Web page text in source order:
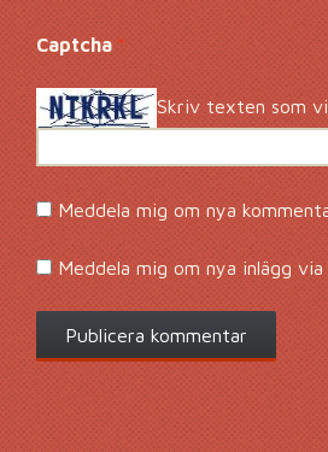
Captcha*
Skriv texten som
Meddela mig om nya
Meddela mig om nya inlägg